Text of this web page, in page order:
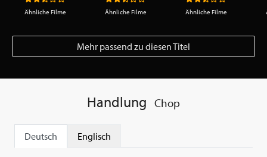
Ähnliche Filme Ähnliche Filme Ähnliche Filme
Mehr passend zu diesen Titel
Handlung Chop
Deutsch Englisch